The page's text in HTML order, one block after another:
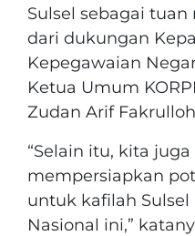
Sulsel sebagai
dari dukungan
Kepegawaian
Ketua Umum
Zudan Arif
“Selain itu, kita
mempersiapkan
untuk kafilah Sulsel
Nasional ini,”